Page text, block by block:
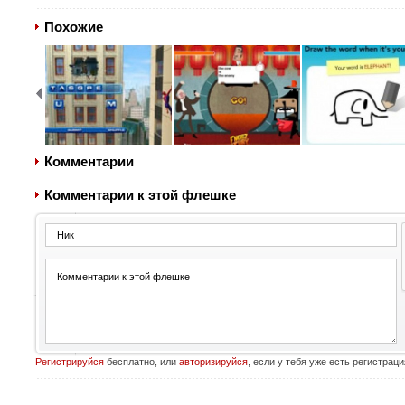
Похожие
Комментарии
Комментарии к этой флешке
Регистрируйсябесплатно, или авторизируйся, если у тебя уже есть